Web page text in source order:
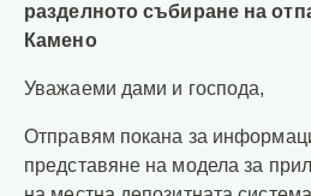
разделното събиране на
Камено
Уважаеми дами и господа,
Отправям покана за
представяне на модела за